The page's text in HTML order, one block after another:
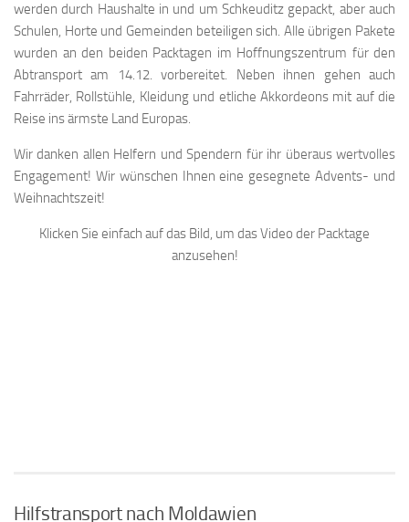
werden durch Haushalte in und um Schkeuditz gepackt, aber auch
Schulen, Horte und Gemeinden beteiligen sich. Alle übrigen Pakete
wurden an den beiden Packtagen im Hoffnungszentrum für den
Abtransport am 14.12. vorbereitet. Neben ihnen gehen auch
Fahrräder, Rollstühle, Kleidung und etliche Akkordeons mit auf die
Reise ins ärmste Land Europas.
Wir danken allen Helfern und Spendern für ihr überaus wertvolles
Engagement! Wir wünschen Ihnen eine gesegnete Advents- und
Weihnachtszeit!
Klicken Sie einfach auf das Bild, um das Video der Packtage
anzusehen!
Hilfstransport nach Moldawien